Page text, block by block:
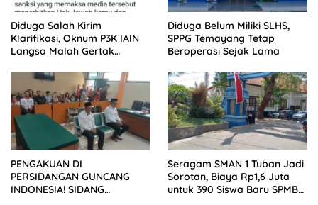
Diduga Salah Kirim
Klarifikasi, Oknum P3K IAIN
Langsa Malah Gertak
Diduga Belum Miliki SLHS,
SPPG Temayang Tetap
Beroperasi Sejak Lama
PENGAKUAN DI
PERSIDANGAN GUNCANG
INDONESIA! SIDANG
Seragam SMAN 1 Tuban Jadi
Sorotan, Biaya Rp1,6 Juta
untuk 390 Siswa Baru SPMB